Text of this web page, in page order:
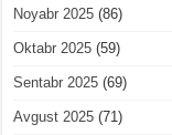
Noyabr 2025 (86)
Oktabr 2025 (59)
Sentabr 2025 (69)
Avgust 2025 (71)